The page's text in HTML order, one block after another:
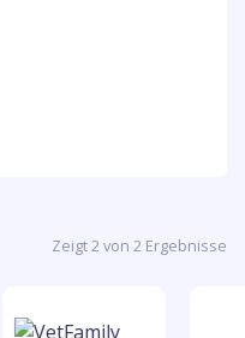
Zeigt 2 von 2 Ergebnisse